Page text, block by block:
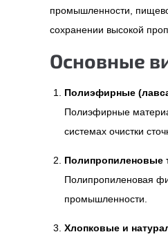
промышленности,
сохранении высокой
Основные
Полиэфирные
Полиэфирные
системах очистки
Полипропиленовые
Полипропиленовая
промышленности.
Хлопковые и